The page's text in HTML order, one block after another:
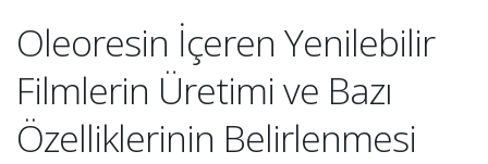
Oleoresin İçeren Yenilebilir
Filmlerin Üretimi ve Bazı
Özelliklerinin Belirlenmesi